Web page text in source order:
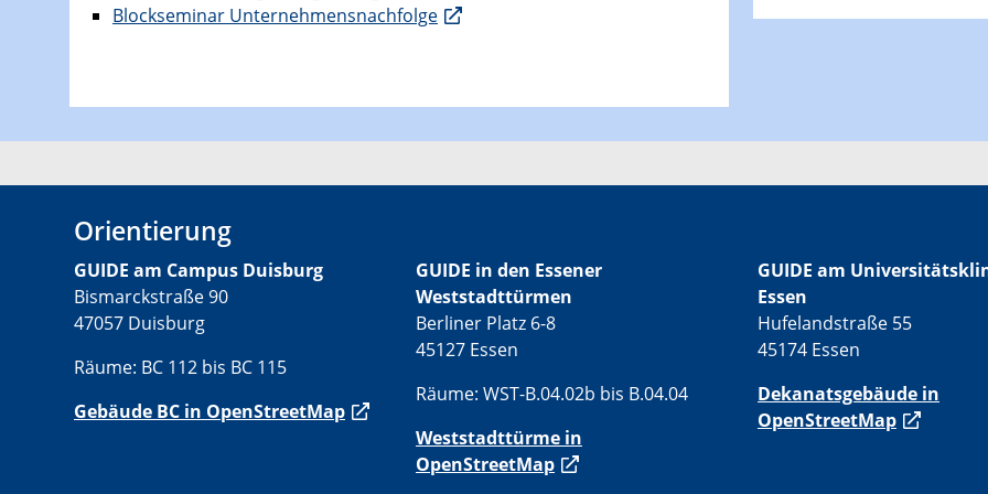
Blockseminar Unternehmensnachfolge
Orientierung
GUIDE am Campus Duisburg
Bismarckstraße 90
47057 Duisburg
Räume: BC 112 bis BC 115
Gebäude BC in OpenStreetMap
GUIDE in den Essener
Weststadttürmen
Berliner Platz 6-8
45127 Essen
Räume: WST-B.04.02b bis B.04.04
Weststadttürme in
OpenStreetMap
GUIDE am
Essen
Hufelandstraße 55
45174 Essen
Dekanatsgebäude in
OpenStreetMap